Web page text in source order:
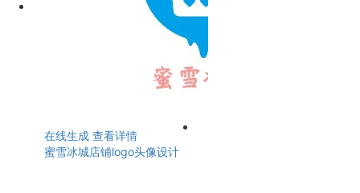
在线生成 查看详情
蜜雪冰城店铺logo头像设计